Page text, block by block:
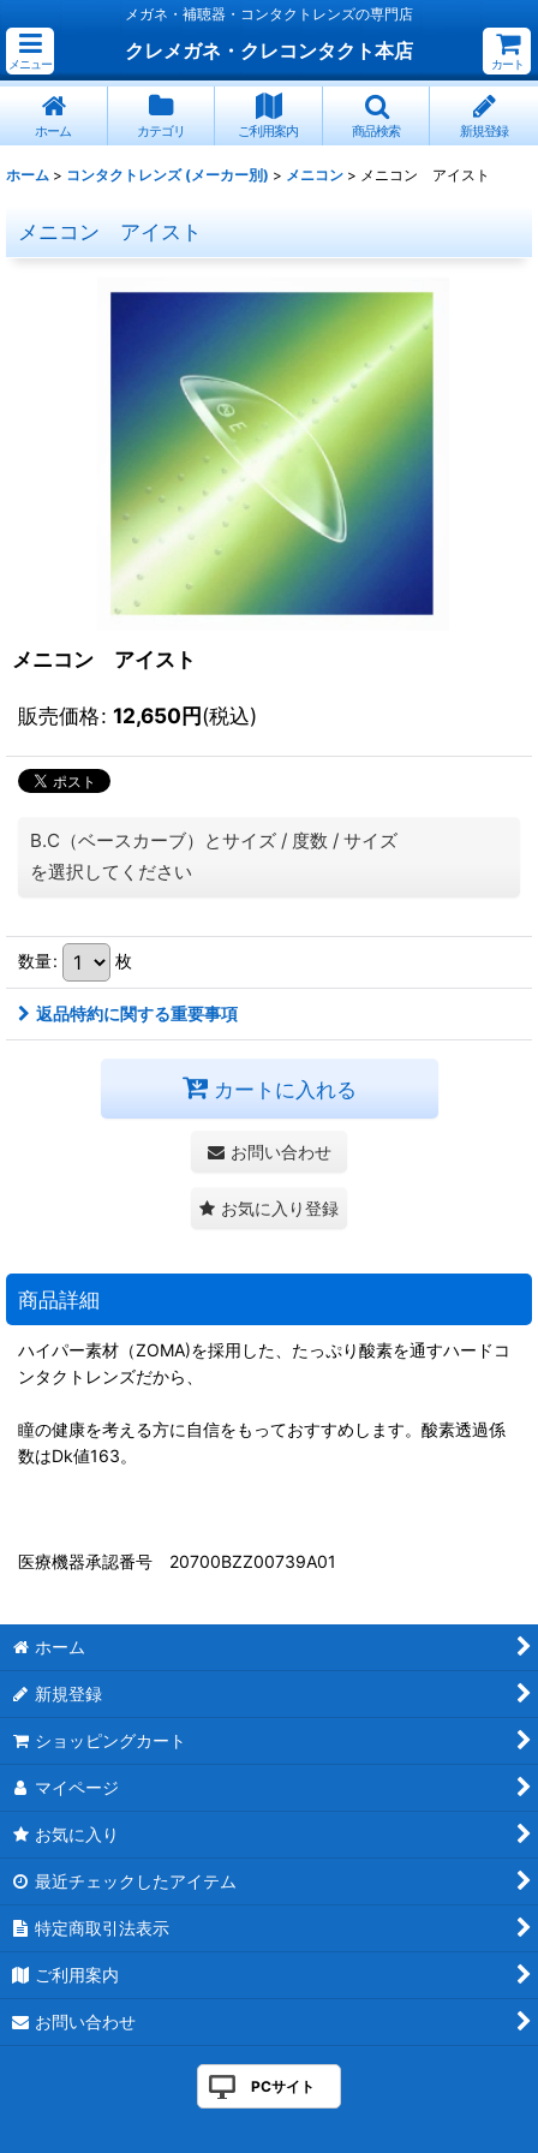
メガネ・補聴器・コンタクトレンズの専門店
メニュー
クレメガネ・クレコンタクト本店
カート
ホーム カテゴリ ご利用案内 商品検索 新規登録
ホーム > コンタクトレンズ (メーカー別) > メニコン > メニコン アイスト
メニコン アイスト
メニコン アイスト
販売価格: 12,650円(税込)
B.C（ベースカーブ）とサイズ / 度数 / サイズ
を選択してください
数量: 枚
返品特約に関する重要事項
カートに入れる
お問い合わせ
お気に入り登録
商品詳細
ハイパー素材（ZOMA)を採用した、たっぷり酸素を通すハードコ
ンタクトレンズだから、
瞳の健康を考える方に自信をもっておすすめします。酸素透過係
数はDk値163。
医療機器承認番号 20700BZZ00739A01
ホーム
新規登録
ショッピングカート
マイページ
お気に入り
最近チェックしたアイテム
特定商取引法表示
ご利用案内
お問い合わせ
PCサイト